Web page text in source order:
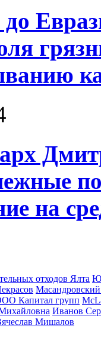
на
отходов Ялта
Капитал групп
Иванов
Мишалов